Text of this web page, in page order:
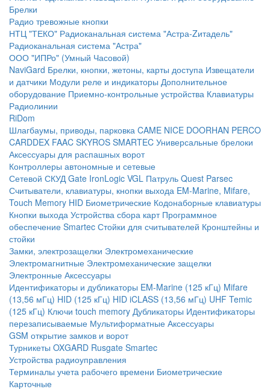
Брелки
Радио тревожные кнопки
НТЦ "ТЕКО" Радиоканальная система "Астра-Zитадель"
Радиоканальная система "Астра"
ООО "ИПРо" (Умный Часовой)
NaviGard Брелки, кнопки, жетоны, карты доступа Извещатели
и датчики Модули реле и индикаторы Дополнительное
оборудование Приемно-контрольные устройства Клавиатуры
Радиолинии
RiDom
Шлагбаумы, приводы, парковка CAME NICE DOORHAN PERCO
CARDDEX FAAC SKYROS SMARTEC Универсальные брелоки
Аксессуары для распашных ворот
Контроллеры автономные и сетевые
Сетевой СКУД Gate IronLogic VGL Патруль Quest Parsec
Считыватели, клавиатуры, кнопки выхода EM-Marine, Mifare,
Touch Memory HID Биометрические Кодонаборные клавиатуры
Кнопки выхода Устройства сбора карт Программное
обеспечение Smartec Стойки для считывателей Кронштейны и
стойки
Замки, электрозащелки Электромеханические
Электромагнитные Электромеханические защелки
Электронные Аксессуары
Идентификаторы и дубликаторы EM-Marine (125 кГц) Mifare
(13,56 мГц) HID (125 кГц) HID iCLASS (13,56 мГц) UHF Temic
(125 кГц) Ключи touch memory Дубликаторы Идентификаторы
перезаписываемые Мультиформатные Аксессуары
GSM открытие замков и ворот
Турникеты OXGARD Rusgate Smartec
Устройства радиоуправления
Терминалы учета рабочего времени Биометрические
Карточные